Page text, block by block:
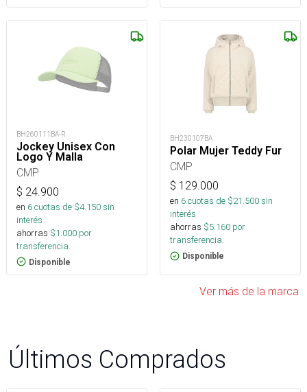
BH260111BA-R
Jockey Unisex Con
Logo Y Malla
CMP
$ 24.900
en 6cuotas de $4.150sin
interés
ahorras $1.000 por
transferencia.
Disponible
BH230107BA
Polar Mujer Teddy Fur
CMP
$ 129.000
en 6cuotas de $21.500sin
interés
ahorras $5.160 por
transferencia.
Disponible
Ver más de la marca
Últimos Comprados